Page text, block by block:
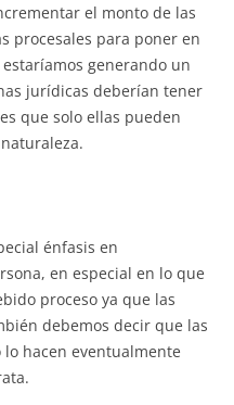
el monto de las
procesales para poner en
generando un
jurídicas deberían tener
que solo ellas pueden
énfasis en
en especial en lo que
proceso ya que las
debemos decir que las
hacen eventualmente